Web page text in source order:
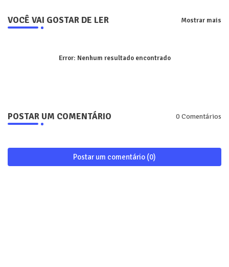
VOCÊ VAI GOSTAR DE LER Mostrar mais
Error: Nenhum resultado encontrado
POSTAR UM COMENTÁRIO 0 Comentários
Postar um comentário (0)